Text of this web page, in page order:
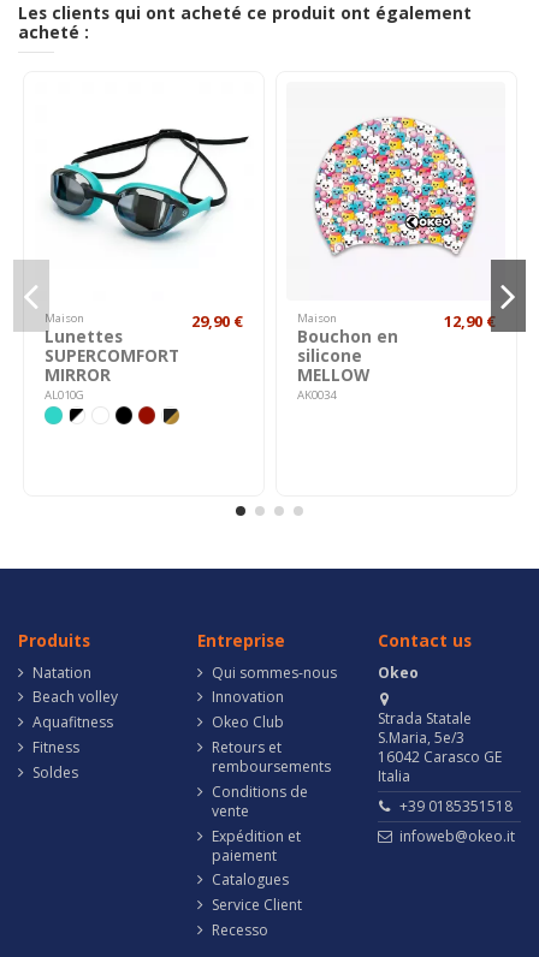
Les clients qui ont acheté ce produit ont également
acheté :
Maison
Lunettes
SUPERCOMFORT
MIRROR
AL010G
29,90 € Maison
Bouchon en
silicone
MELLOW
AK0034
12,90 €
Produits
Natation
Beach volley
Aquafitness
Fitness
Soldes
Entreprise
Qui sommes-nous
Innovation
Okeo Club
Retours et
remboursements
Conditions de
vente
Expédition et
paiement
Catalogues
Service Client
Recesso
Contact us
Okeo
Strada Statale
S.Maria, 5e/3
16042 Carasco GE
Italia
+39 0185351518
infoweb@okeo.it